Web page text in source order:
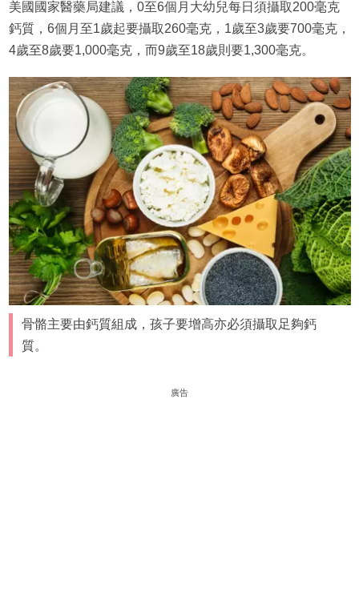
美國國家醫藥局建議，0至6個月大幼兒每日須攝取200毫克
鈣質，6個月至1歲起要攝取260毫克，1歲至3歲要700毫克，
4歲至8歲要1,000毫克，而9歲至18歲則要1,300毫克。
骨骼主要由鈣質組成，孩子要增高亦必須攝取足夠鈣
質。
廣告